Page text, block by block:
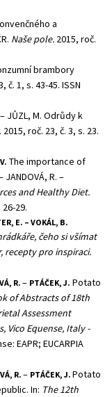
a
Naše pole. 2015, roč.
brambory
č. 1, s. 43-45. ISSN
JŮZL, M. Odrůdy k
. 2015, roč. 23, č. 3, s. 23.
The importance of
R. –
and Healthy Diet.
29.
E. – VOKÁL, B.
čeho si všímat
recepty pro inspiraci.
R. – PTÁČEK, J. Potato
of Abstracts of 18th
Assessment
Vico Equense, Italy -
EAPR; EUCARPIA
R. – PTÁČEK, J. Potato
In: The 12th